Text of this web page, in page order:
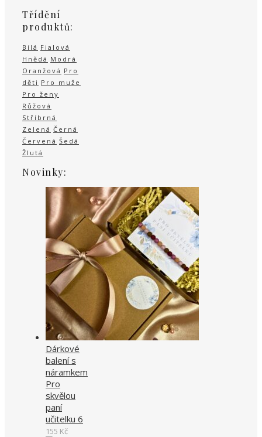
Třídění
produktů:
Bílá Fialová
Hnědá Modrá
Oranžová Pro
děti Pro muže
Pro ženy
Růžová
Stříbrná
Zelená Černá
Červená Šedá
Žlutá
Novinky:
Dárkové
balení s
náramkem
Pro
skvělou
paní
učitelku 6
155 Kč